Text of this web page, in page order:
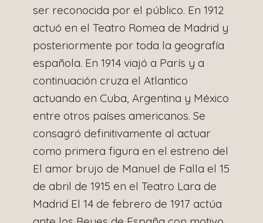
ser reconocida por el público. En 1912
actuó en el Teatro Romea de Madrid y
posteriormente por toda la geografía
española. En 1914 viajó a París y a
continuación cruza el Atlantico
actuando en Cuba, Argentina y México
entre otros países americanos. Se
consagró definitivamente al actuar
como primera figura en el estreno del
El amor brujo de Manuel de Falla el 15
de abril de 1915 en el Teatro Lara de
Madrid El 14 de febrero de 1917 actúa